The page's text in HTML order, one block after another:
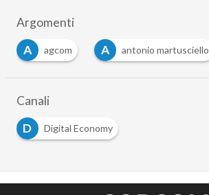
Argomenti
A
agcom A antonio martusciello
Canali
D
Digital Economy